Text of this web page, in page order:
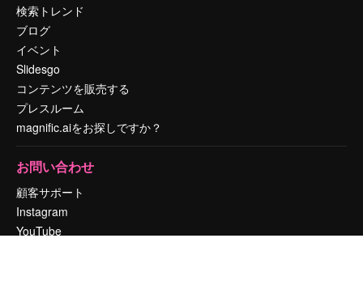
検索トレンド
ブログ
イベント
Slidesgo
コンテンツを販売する
プレスルーム
magnific.aiをお探しですか？
お問い合わせ
顧客サポート
Instagram
YouTube